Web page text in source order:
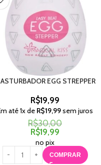
EGG STREPPER
R$19,99
até1x de R$19,99sem juros
R$30,00
R$19,99
no pix
COMPRAR